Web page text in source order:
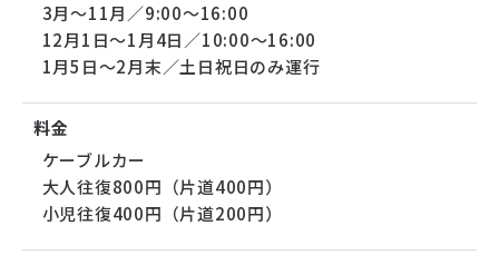
3月～11月／9:00～16:00
12月1日～1月4日／10:00～16:00
1月5日～2月末／土日祝日のみ運行
料金
ケーブルカー
大人往復800円（片道400円）
小児往復400円（片道200円）